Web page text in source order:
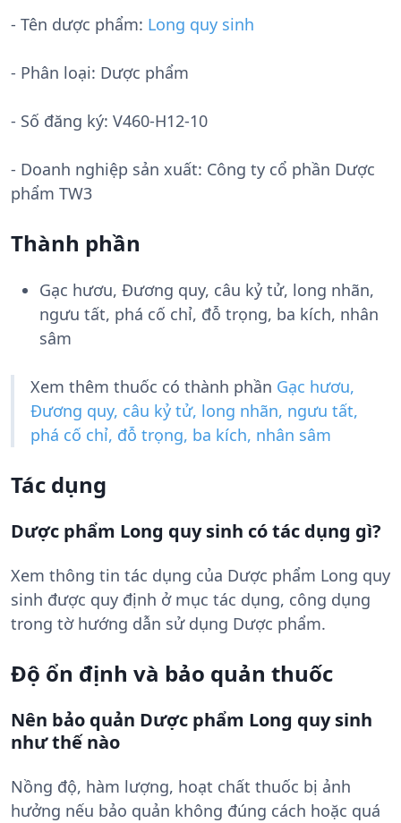
- Tên dược phẩm: Long quy sinh
- Phân loại: Dược phẩm
- Số đăng ký: V460-H12-10
- Doanh nghiệp sản xuất: Công ty cổ phần Dược
phẩm TW3
Thành phần
Gạc hươu, Đương quy, câu kỷ tử, long nhãn,
ngưu tất, phá cố chỉ, đỗ trọng, ba kích, nhân
sâm
Xem thêm thuốc có thành phần Gạc hươu,
Đương quy, câu kỷ tử, long nhãn, ngưu tất,
phá cố chỉ, đỗ trọng, ba kích, nhân sâm
Tác dụng
Dược phẩm Long quy sinh có tác dụng gì?
Xem thông tin tác dụng của Dược phẩm Long quy
sinh được quy định ở mục tác dụng, công dụng
trong tờ hướng dẫn sử dụng Dược phẩm.
Độ ổn định và bảo quản thuốc
Nên bảo quản Dược phẩm Long quy sinh
như thế nào
Nồng độ, hàm lượng, hoạt chất thuốc bị ảnh
hưởng nếu bảo quản không đúng cách hoặc quá